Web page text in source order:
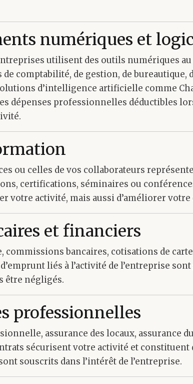
numériques et
utilisent des outils numériques
comptabilité, de gestion, de bureautique,
d’intelligence artificielle comme
dépenses professionnelles déductibles
ou celles de vos collaborateurs
certifications, séminaires ou
votre activité, mais aussi d’améliorer
et financiers
commissions bancaires, cotisations de carte
liés à l’activité de l’entreprise
être négligés.
professionnelles
assurance des locaux, assurance
sécurisent votre activité et constituent
souscrits dans l’intérêt de l’entreprise.